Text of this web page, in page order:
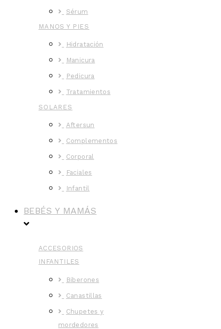
Sérum
MANOS Y PIES
Hidratación
Manicura
Pedicura
Tratamientos
SOLARES
Aftersun
Complementos
Corporal
Faciales
Infantil
BEBÉS Y MAMÁS
ACCESORIOS
INFANTILES
Biberones
Canastillas
Chupetes y
mordedores